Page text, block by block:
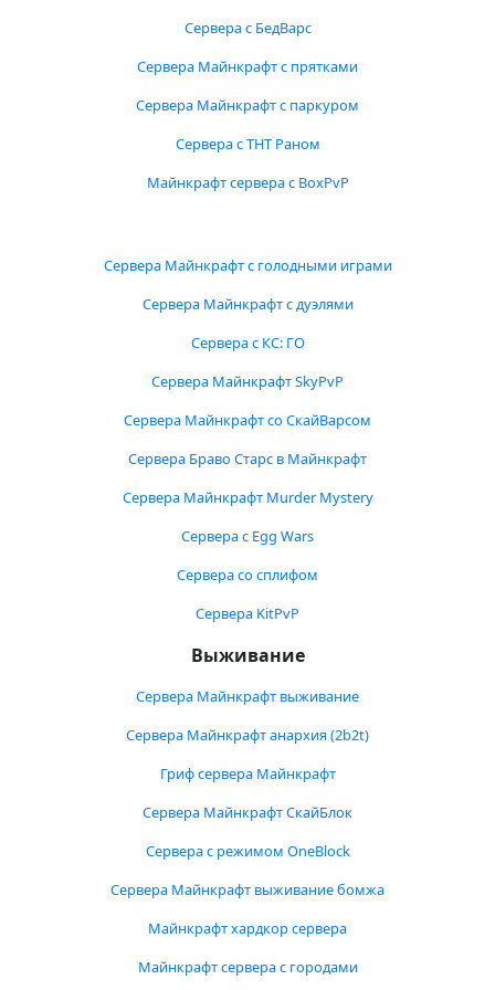
Сервера с БедВарс
Сервера Майнкрафт с прятками
Сервера Майнкрафт с паркуром
Сервера с ТНТ Раном
Майнкрафт сервера с BoxPvP
Сервера Майнкрафт с голодными играми
Сервера Майнкрафт с дуэлями
Сервера с КС: ГО
Сервера Майнкрафт SkyPvP
Сервера Майнкрафт со СкайВарсом
Сервера Браво Старс в Майнкрафт
Сервера Майнкрафт Murder Mystery
Сервера с Egg Wars
Сервера со сплифом
Сервера KitPvP
Выживание
Сервера Майнкрафт выживание
Сервера Майнкрафт анархия (2b2t)
Гриф сервера Майнкрафт
Сервера Майнкрафт СкайБлок
Сервера с режимом OneBlock
Сервера Майнкрафт выживание бомжа
Майнкрафт хардкор сервера
Майнкрафт сервера с городами